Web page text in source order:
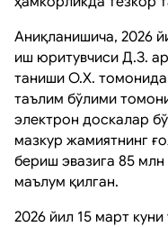
Аниқланишича, 2026
иш юритувчиси Д.З.
таниши О.Х.
таълим бўлими
электрон доскалар
мазкур жамиятнинг
бериш эвазига 85 млн
маълум қилган.
2026 йил 15 март